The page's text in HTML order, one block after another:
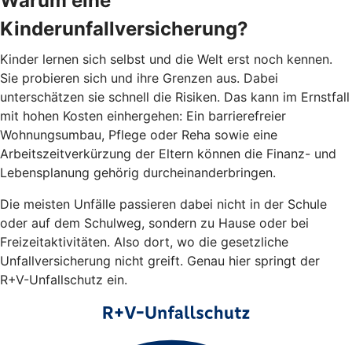
Kinderunfallversicherung?
Kinder lernen sich selbst und die Welt erst noch kennen.
Sie probieren sich und ihre Grenzen aus. Dabei
unterschätzen sie schnell die Risiken. Das kann im Ernstfall
mit hohen Kosten einhergehen: Ein barrierefreier
Wohnungsumbau, Pflege oder Reha sowie eine
Arbeitszeitverkürzung der Eltern können die Finanz- und
Lebensplanung gehörig durcheinanderbringen.
Die meisten Unfälle passieren dabei nicht in der Schule
oder auf dem Schulweg, sondern zu Hause oder bei
Freizeitaktivitäten. Also dort, wo die gesetzliche
Unfallversicherung nicht greift. Genau hier springt der
R+V-Unfallschutz ein.